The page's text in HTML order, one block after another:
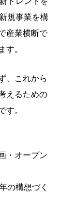
規事業を構
産業横断で
す。
、これから
えるための
す。
・オープン
の構想づく